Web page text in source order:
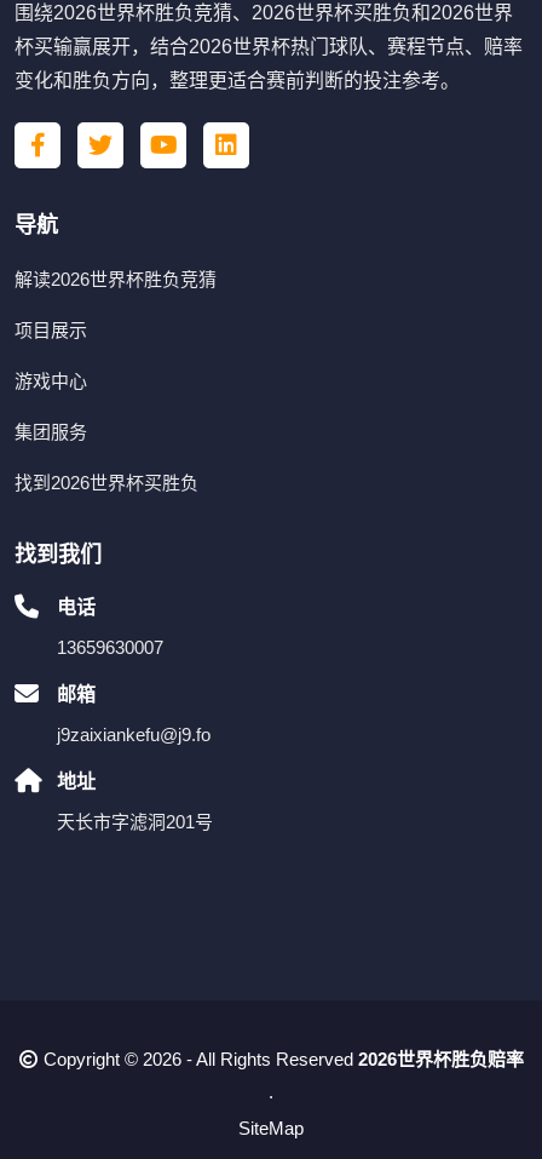
围绕2026世界杯胜负竞猜、2026世界杯买胜负和2026世界
杯买输赢展开，结合2026世界杯热门球队、赛程节点、赔率
变化和胜负方向，整理更适合赛前判断的投注参考。
导航
解读2026世界杯胜负竞猜
项目展示
游戏中心
集团服务
找到2026世界杯买胜负
找到我们
电话
13659630007
邮箱
j9zaixiankefu@j9.fo
地址
天长市字滤洞201号
Copyright © 2026 - All Rights Reserved 2026世界杯胜负赔率
.
SiteMap